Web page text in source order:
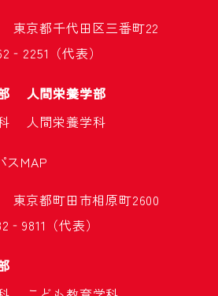
東京都千代田区三番町22
（代表）
人間栄養学部
人間栄養学科
スMAP
東京都町田市相原町2600
（代表）